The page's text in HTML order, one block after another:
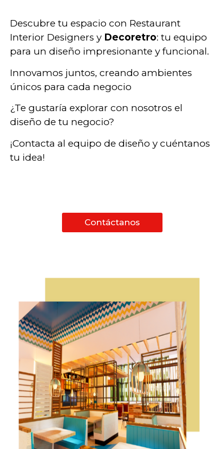
Descubre tu espacio con Restaurant
Interior Designers y Decoretro: tu equipo
para un diseño impresionante y funcional.
Innovamos juntos, creando ambientes
únicos para cada negocio
¿Te gustaría explorar con nosotros el
diseño de tu negocio?
¡Contacta al equipo de diseño y cuéntanos
tu idea!
Contáctanos